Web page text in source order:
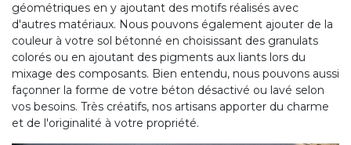
géométriques en y ajoutant des motifs réalisés avec
d'autres matériaux. Nous pouvons également ajouter de la
couleur à votre sol bétonné en choisissant des granulats
colorés ou en ajoutant des pigments aux liants lors du
mixage des composants. Bien entendu, nous pouvons aussi
façonner la forme de votre béton désactivé ou lavé selon
vos besoins. Très créatifs, nos artisans apporter du charme
et de l'originalité à votre propriété.